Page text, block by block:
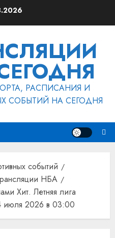
РАСПИСАНИЯ И
СОБЫТИЙ НА СЕГОДНЯ
событий
НБА
Хит. Летняя лига
июля 2026 в 03:00